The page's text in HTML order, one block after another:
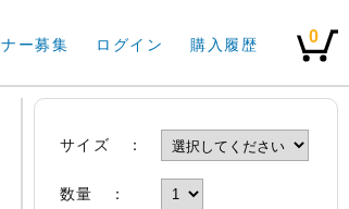
0
ー募集 ログイン 購入履歴
サイズ ：
数量 ：